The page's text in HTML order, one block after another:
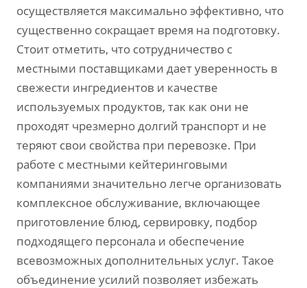
осуществляется максимально эффективно, что
существенно сокращает время на подготовку.
Стоит отметить, что сотрудничество с
местными поставщиками дает уверенность в
свежести ингредиентов и качестве
используемых продуктов, так как они не
проходят чрезмерно долгий транспорт и не
теряют свои свойства при перевозке. При
работе с местными кейтеринговыми
компаниями значительно легче организовать
комплексное обслуживание, включающее
приготовление блюд, сервировку, подбор
подходящего персонала и обеспечение
всевозможных дополнительных услуг. Такое
объединение усилий позволяет избежать